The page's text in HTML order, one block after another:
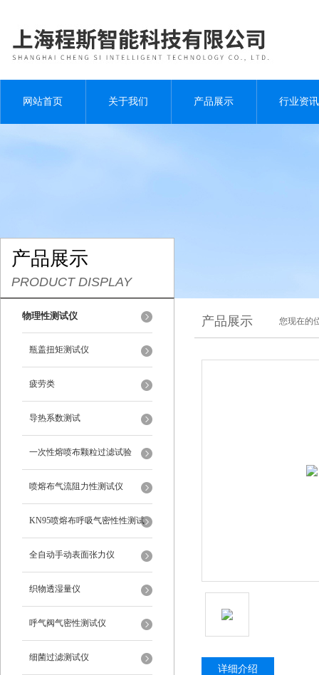
网站首页 关于我们 产品展示 行业资讯
产品展示
PRODUCT DISPLAY
物理性测试仪
瓶盖扭矩测试仪
疲劳类
导热系数测试
一次性熔喷布颗粒过滤试验
喷熔布气流阻力性测试仪
KN95喷熔布呼吸气密性性测试
仪
全自动手动表面张力仪
织物透湿量仪
呼气阀气密性测试仪
细菌过滤测试仪
产品展示 您现在的
详细介绍